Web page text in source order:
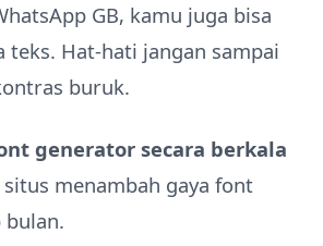
GB, kamu juga bisa
teks. Hat-hati jangan sampai
buruk.
generator secara berkala
situs menambah gaya font
bulan.